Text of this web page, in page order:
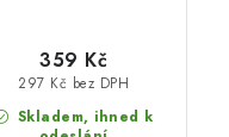
Skladem, ihned k
297 Kč bez DPH
359 Kč